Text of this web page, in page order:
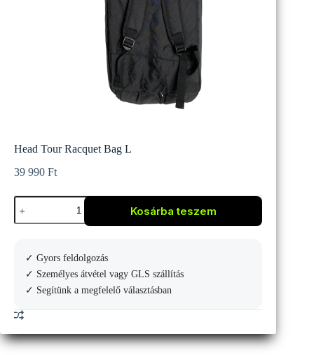
Head Tour Racquet Bag L
39 990 Ft
Head
Tour
Racquet
mennyiség
Kosárba teszem
✓ Gyors feldolgozás
✓ Személyes átvétel vagy GLS szállítás
✓ Segítünk a megfelelő választásban